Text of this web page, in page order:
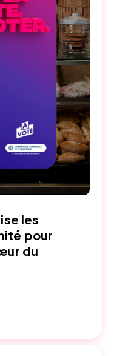
les
pour
du